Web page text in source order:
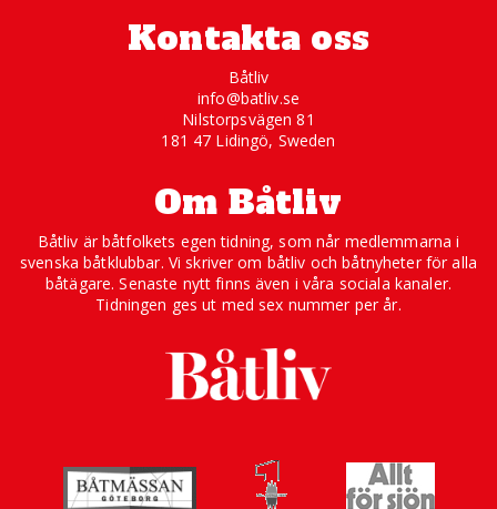
Kontakta oss
Båtliv
info@batliv.se
Nilstorpsvägen 81
181 47 Lidingö, Sweden
Om Båtliv
Båtliv är båtfolkets egen tidning, som når medlemmarna i
svenska båtklubbar. Vi skriver om båtliv och båtnyheter för alla
båtägare. Senaste nytt finns även i våra sociala kanaler.
Tidningen ges ut med sex nummer per år.